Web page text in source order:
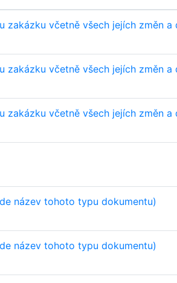
zakázku včetně všech jejích změn
zakázku včetně všech jejích změn
zakázku včetně všech jejích změn
název tohoto typu dokumentu)
název tohoto typu dokumentu)